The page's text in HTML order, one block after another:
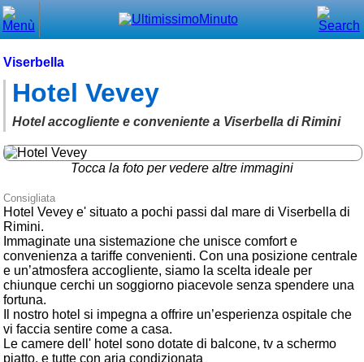
Viserbella
Hotel Vevey
Hotel accogliente e conveniente a Viserbella di Rimini
Tocca la foto per vedere altre immagini
Consigliata
Hotel Vevey e' situato a pochi passi dal mare di Viserbella di
Rimini.
Immaginate una sistemazione che unisce comfort e
convenienza a tariffe convenienti. Con una posizione centrale
e un’atmosfera accogliente, siamo la scelta ideale per
chiunque cerchi un soggiorno piacevole senza spendere una
fortuna.
Il nostro hotel si impegna a offrire un’esperienza ospitale che
vi faccia sentire come a casa.
Le camere dell' hotel sono dotate di balcone, tv a schermo
piatto, e tutte con aria condizionata
Menù principale
⌂ Home
🕐 Last Minute
🕐 First Minute
Trova vicino a te
➕ Inserisci annuncio
Ottenere il CIN
Blog
Eventi e cose da vedere